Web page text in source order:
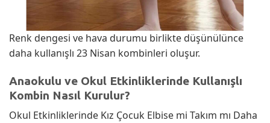
Renk dengesi ve hava durumu birlikte düşünülünce
daha kullanışlı 23 Nisan kombinleri oluşur.
Anaokulu ve Okul Etkinliklerinde Kullanışlı
Kombin Nasıl Kurulur?
Okul Etkinliklerinde Kız Çocuk Elbise mi Takım mı Daha